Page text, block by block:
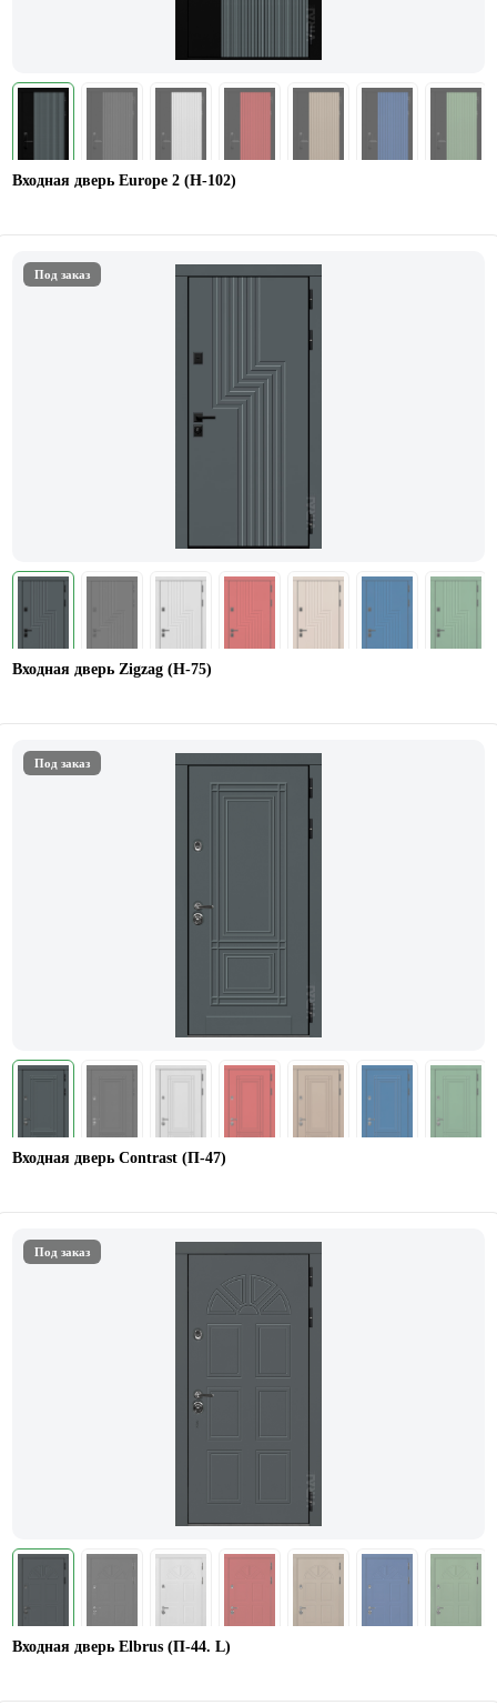
Входная дверь Europe 2 (Н-102)
Под заказ
Входная дверь Zigzag (Н-75)
Под заказ
Входная дверь Contrast (П-47)
Под заказ
Входная дверь Elbrus (П-44. L)